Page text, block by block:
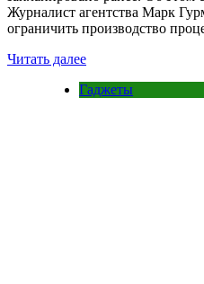
Журналист агентства Марк
ограничить производство
Читать далее
Гаджеты